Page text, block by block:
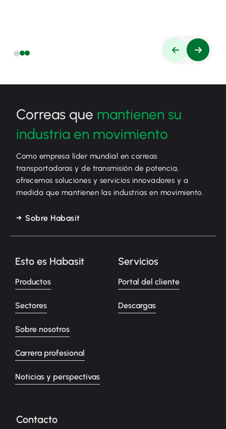
Correas que mantienen su
industria en movimiento
Como empresa líder mundial en correas
transportadoras y de transmisión de potencia,
ofrecemos soluciones y servicios innovadores y a
medida que mantienen las industrias en movimiento.
Sobre Habasit
Esto es Habasit
Productos
Sectores
Sobre nosotros
Carrera profesional
Noticias y perspectivas
Servicios
Portal del cliente
Descargas
Contacto